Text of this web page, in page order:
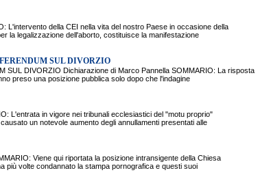
L'intervento della CEI nella vita del nostro Paese in occasione della
la legalizzazione dell'aborto, costituisce la manifestazione
SUL DIVORZIO
SUL DIVORZIO Dichiarazione di Marco Pannella SOMMARIO: La risposta
preso una posizione pubblica solo dopo che l'indagine
L'entrata in vigore nei tribunali ecclesiastici del "motu proprio"
un notevole aumento degli annullamenti presentati alle
Viene qui riportata la posizione intransigente della Chiesa
più volte condannato la stampa pornografica e questi suoi